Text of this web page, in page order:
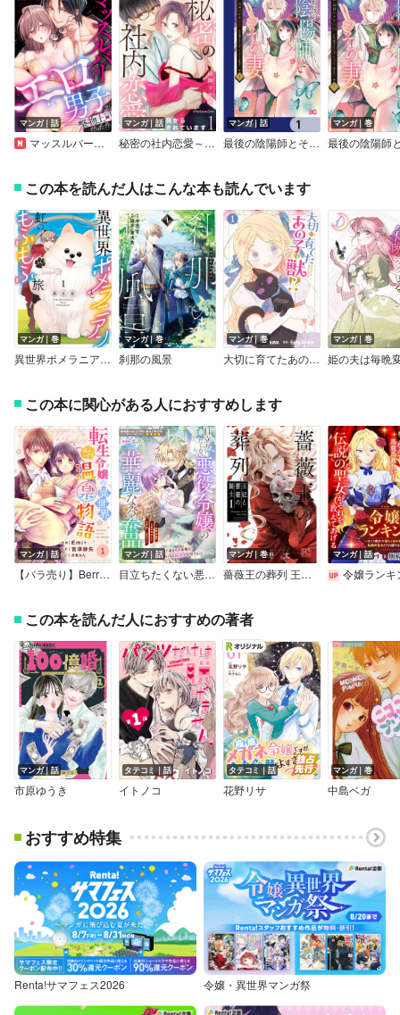
マンガ｜話
マッスルバーで推したエロ男子が、堅物上司だった件。
マンガ｜話
秘密の社内恋愛～XL彼氏から溺愛されています～
マンガ｜話
最後の陰陽師とその妻【分冊版】
マンガ｜巻
この本を読んだ人はこんな本も読んでいます
マンガ｜巻
異世界ポメラニアンと虹のもふもふ旅
マンガ｜巻
刹那の風景
マンガ｜巻
大切に育てたあの子は獣！？
マンガ｜巻
姫の夫は毎晩
この本に関心がある人におすすめします
マンガ｜話
【バラ売り】Berry’sFantasy転生令嬢の異世界ほっこり温泉物語
マンガ｜話
目立ちたくない悪役令嬢の華麗なる奮闘～攻略対象の王弟の地味化をお手伝いします！～
マンガ｜巻
薔薇王の葬列 王妃と薔薇の騎士
マンガ｜話
令嬢ランキング～ランク圏外の落ちこぼれ令嬢、伝説の聖女と入れ替わる
この本を読んだ人におすすめの著者
マンガ｜話
市原ゆうき
タテコミ｜話
イトノコ
タテコミ｜話
花野リサ
マンガ｜巻
中島ベガ
おすすめ特集
Renta!サマフェス2026 令嬢・異世界マンガ祭